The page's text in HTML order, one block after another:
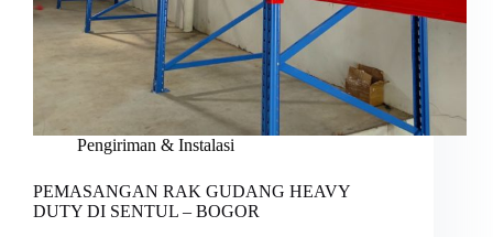
Pengiriman & Instalasi
PEMASANGAN RAK GUDANG HEAVY
DUTY DI SENTUL – BOGOR